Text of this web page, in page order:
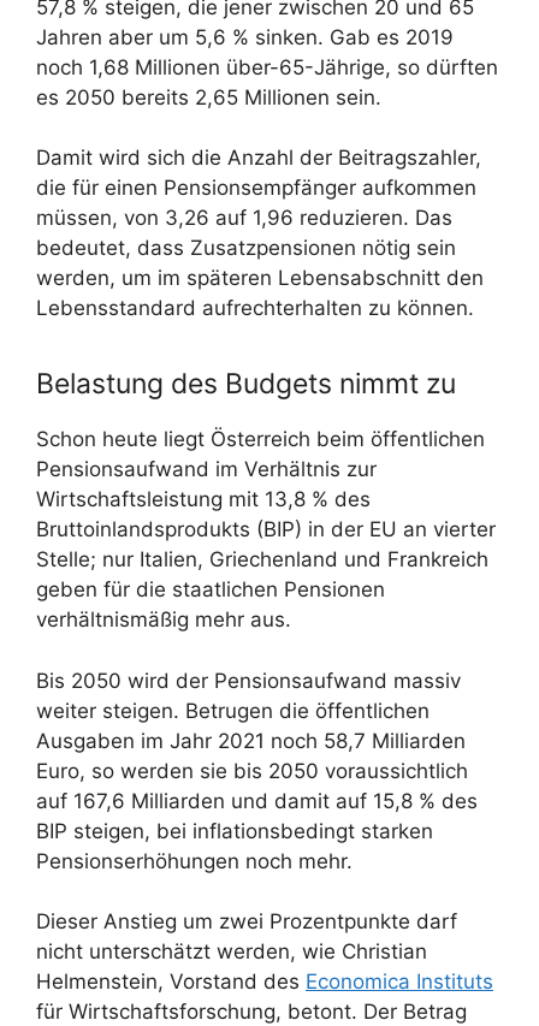
57,8 % steigen, die jener zwischen 20 und 65
Jahren aber um 5,6 % sinken. Gab es 2019
noch 1,68 Millionen über-65-Jährige, so dürften
es 2050 bereits 2,65 Millionen sein.
Damit wird sich die Anzahl der Beitragszahler,
die für einen Pensionsempfänger aufkommen
müssen, von 3,26 auf 1,96 reduzieren. Das
bedeutet, dass Zusatzpensionen nötig sein
werden, um im späteren Lebensabschnitt den
Lebensstandard aufrechterhalten zu können.
Belastung des Budgets nimmt zu
Schon heute liegt Österreich beim öffentlichen
Pensionsaufwand im Verhältnis zur
Wirtschaftsleistung mit 13,8 % des
Bruttoinlandsprodukts (BIP) in der EU an vierter
Stelle; nur Italien, Griechenland und Frankreich
geben für die staatlichen Pensionen
verhältnismäßig mehr aus.
Bis 2050 wird der Pensionsaufwand massiv
weiter steigen. Betrugen die öffentlichen
Ausgaben im Jahr 2021 noch 58,7 Milliarden
Euro, so werden sie bis 2050 voraussichtlich
auf 167,6 Milliarden und damit auf 15,8 % des
BIP steigen, bei inflationsbedingt starken
Pensionserhöhungen noch mehr.
Dieser Anstieg um zwei Prozentpunkte darf
nicht unterschätzt werden, wie Christian
Helmenstein, Vorstand des Economica Instituts
für Wirtschaftsforschung, betont. Der Betrag